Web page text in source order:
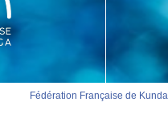
Fédération Française de